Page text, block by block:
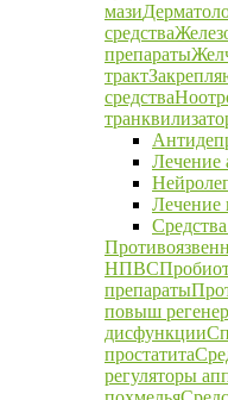
мази
средства
препараты
тракт
средства
Лечение
Лечение
НПВС
препараты
повыш
дисфункции
простатита
регуляторы